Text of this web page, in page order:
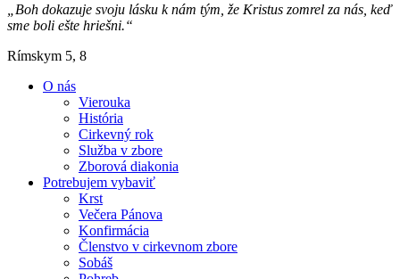
„Boh dokazuje svoju lásku k nám tým, že Kristus zomrel za nás, keď
sme boli ešte hriešni.“
Rímskym 5, 8
O nás
Vierouka
História
Cirkevný rok
Služba v zbore
Zborová diakonia
Potrebujem vybaviť
Krst
Večera Pánova
Konfirmácia
Členstvo v cirkevnom zbore
Sobáš